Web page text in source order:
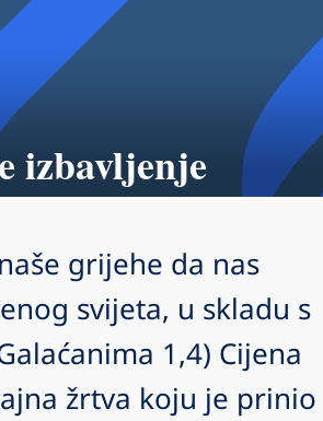
izbavljenje
grijehe da nas
svijeta, u skladu s
1,4) Cijena
žrtva koju je prinio